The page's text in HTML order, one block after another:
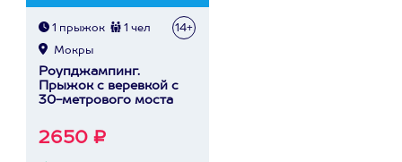
1 прыжок 1 чел 14+
Мокры
Роупджампинг.
Прыжок с веревкой с
30-метрового моста
2650 ₽